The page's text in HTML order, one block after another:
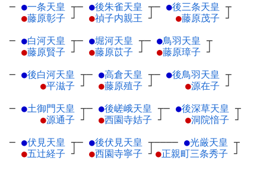
─ ●一条天皇 ┬
●藤原彰子 ┘
─ ●後朱雀天皇 ┬
●禎子内親王 ┘
─ ●後三条天皇 ┬
●藤原茂子 ┘
─ ●白河天皇 ┬
●藤原賢子 ┘
─ ●堀河天皇 ┬
●藤原苡子 ┘
─ ●鳥羽天皇 ┬
●藤原璋子 ┘
─ ●後白河天皇 ┬
●平滋子 ┘
─ ●高倉天皇 ┬
●藤原殖子 ┘
─ ●後鳥羽天皇 ┬
●源在子 ┘
─ ●土御門天皇 ┬
●源通子 ┘
─ ●後嵯峨天皇 ┬
●西園寺姞子 ┘
─ ●後深草天皇 ┬
●洞院愔子 ┘
─ ●伏見天皇 ┬
●五辻経子 ┘
─ ●後伏見天皇 ┬
●西園寺寧子 ┘
──── ●光厳天皇 ┬
●正親町三条秀子 ┘